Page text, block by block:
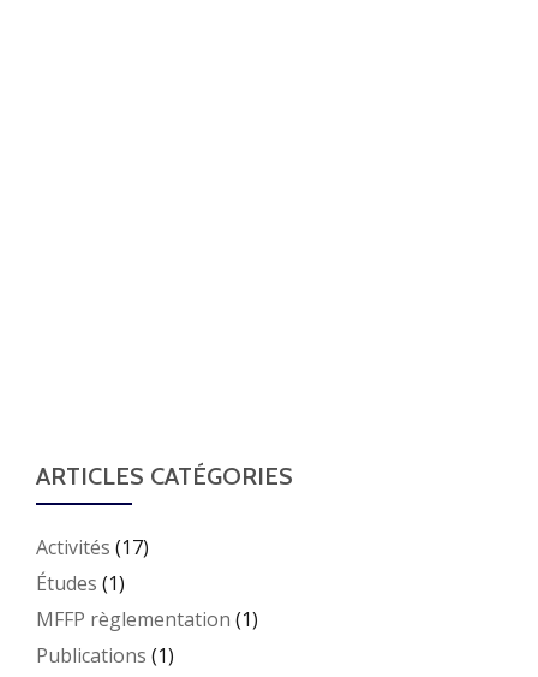
ARTICLES CATÉGORIES
Activités (17)
Études (1)
MFFP règlementation (1)
Publications (1)